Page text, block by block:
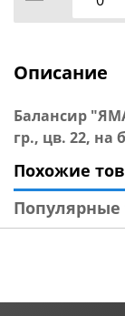
Описание
Балансир
гр., цв. 22, на
Похожие
Популярные